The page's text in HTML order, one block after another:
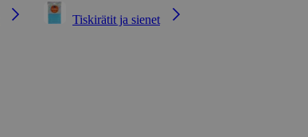
Tiskirätit ja sienet